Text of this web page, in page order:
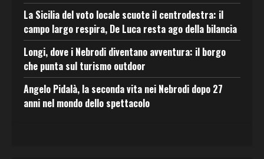
La Sicilia del voto locale scuote il centrodestra: il
campo largo respira, De Luca resta ago della bilancia
Longi, dove i Nebrodi diventano avventura: il borgo
che punta sul turismo outdoor
Angelo Pidalà, la seconda vita nei Nebrodi dopo 27
anni nel mondo dello spettacolo